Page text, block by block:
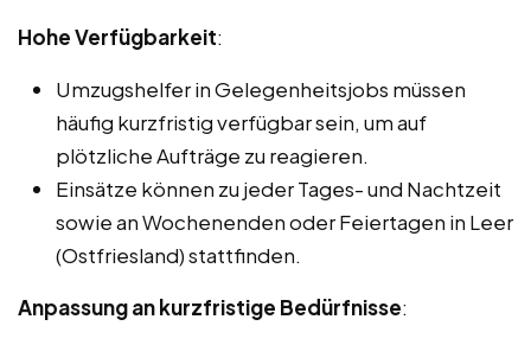
Hohe Verfügbarkeit:
Umzugshelfer in Gelegenheitsjobs müssen
häufig kurzfristig verfügbar sein, um auf
plötzliche Aufträge zu reagieren.
Einsätze können zu jeder Tages- und Nachtzeit
sowie an Wochenenden oder Feiertagen in Leer
(Ostfriesland) stattfinden.
Anpassung an kurzfristige Bedürfnisse: